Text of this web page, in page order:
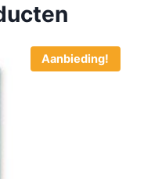
Aanbieding!